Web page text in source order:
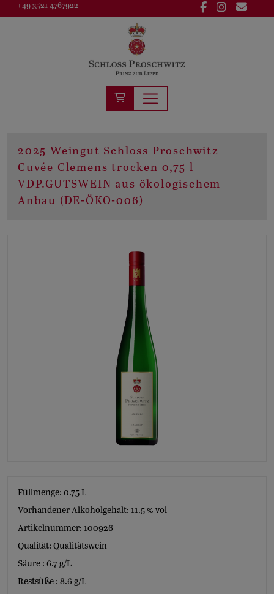
+49 3521 4767922
2025 Weingut Schloss Proschwitz
Cuvée Clemens trocken 0,75 l
VDP.GUTSWEIN aus ökologischem
Anbau (DE-ÖKO-006)
Füllmenge: 0.75L
Vorhandener Alkoholgehalt: 11.5 % vol
Artikelnummer: 100926
Qualität: Qualitätswein
Säure : 6.7 g/L
Restsüße : 8.6 g/L